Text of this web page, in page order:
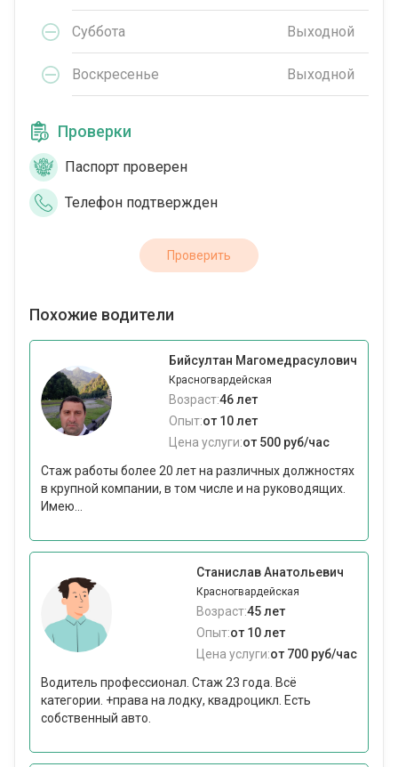
Суббота Выходной
Воскресенье Выходной
Проверки
Паспорт проверен
Телефон подтвержден
Проверить
Похожие водители
Бийсултан Магомедрасулович
Красногвардейская
Возраст:46 лет
Опыт:от 10 лет
Цена услуги:от 500 руб/час
Стаж работы более 20 лет на различных должностях
в крупной компании, в том числе и на руководящих.
Имею...
Станислав Анатольевич
Красногвардейская
Возраст:45 лет
Опыт:от 10 лет
Цена услуги:от 700 руб/час
Водитель профессионал. Стаж 23 года. Всё
категории. +права на лодку, квадроцикл. Есть
собственный авто.